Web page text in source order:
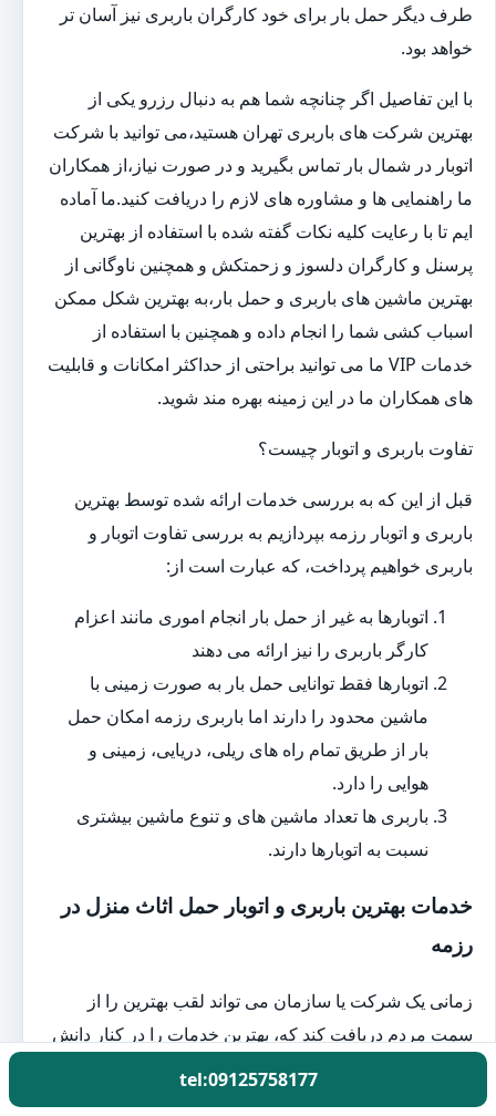
طرف دیگر حمل بار برای خود کارگران باربری نیز آسان تر
خواهد بود.
با این تفاصیل اگر چنانچه شما هم به دنبال رزرو یکی از
بهترین شرکت های باربری تهران هستید،می توانید با شرکت
اتوبار در شمال بار تماس بگیرید و در صورت نیاز،از همکاران
ما راهنمایی ها و مشاوره های لازم را دریافت کنید.ما آماده
ایم تا با رعایت کلیه نکات گفته شده با استفاده از بهترین
پرسنل و کارگران دلسوز و زحمتکش و همچنین ناوگانی از
بهترین ماشین های باربری و حمل بار،به بهترین شکل ممکن
اسباب کشی شما را انجام داده و همچنین با استفاده از
خدمات VIP ما می توانید براحتی از حداکثر امکانات و قابلیت
های همکاران ما در این زمینه بهره مند شوید.
تفاوت باربری و اتوبار چیست؟
قبل از این که به بررسی خدمات ارائه شده توسط بهترین
باربری و اتوبار رزمه بپردازیم به بررسی تفاوت اتوبار و
باربری خواهیم پرداخت، که عبارت است از:
اتوبارها به غیر از حمل بار انجام اموری مانند اعزام
کارگر باربری را نیز ارائه می دهند
اتوبارها فقط توانایی حمل بار به صورت زمینی با
ماشین محدود را دارند اما باربری رزمه امکان حمل
بار از طریق تمام راه های ریلی، دریایی، زمینی و
هوایی را دارد.
باربری ها تعداد ماشین های و تنوع ماشین بیشتری
نسبت به اتوبارها دارند.
خدمات بهترین باربری و اتوبار حمل اثاث منزل در
رزمه
زمانی یک شرکت یا سازمان می تواند لقب بهترین را از
سمت مردم دریافت کند که، بهترین خدمات را در کنار دانش
عالی ارائه دهد. بهترین باربری و اتوبار رزمه نیز از این قاعده
tel:09125758177